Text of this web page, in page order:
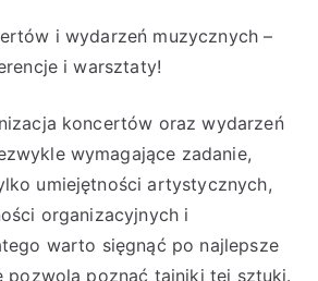
i wydarzeń muzycznych –
i warsztaty!
koncertów oraz wydarzeń
wymagające zadanie,
umiejętności artystycznych,
organizacyjnych i
warto sięgnąć po najlepsze
pozwolą poznać tajniki tej sztuki.